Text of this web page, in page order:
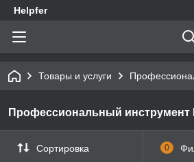
Helpfer
Товары и услуги
Профессиональный инструмент
Сортировка 0